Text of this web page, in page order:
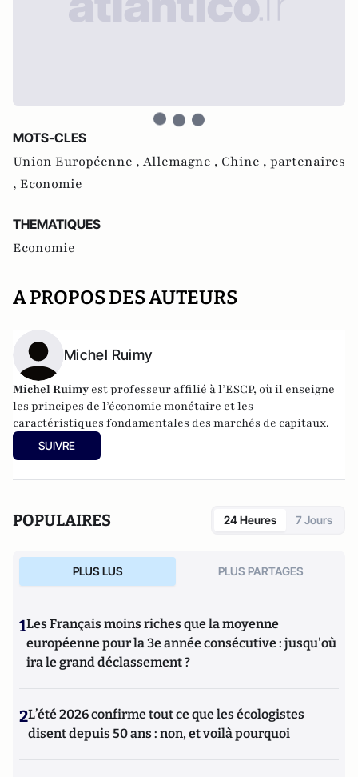
MOTS-CLES
Union Européenne , Allemagne , Chine , partenaires
, Economie
THEMATIQUES
Economie
A PROPOS DES AUTEURS
Michel Ruimy
Michel Ruimy est professeur affilié à l’ESCP, où il enseigne
les principes de l’économie monétaire et les
caractéristiques fondamentales des marchés de capitaux.
SUIVRE
POPULAIRES 24 Heures 7 Jours
PLUS LUS PLUS PARTAGES
1Les Français moins riches que la moyenne
européenne pour la 3e année consécutive : jusqu'où
ira le grand déclassement ?
2L’été 2026 confirme tout ce que les écologistes
disent depuis 50 ans : non, et voilà pourquoi